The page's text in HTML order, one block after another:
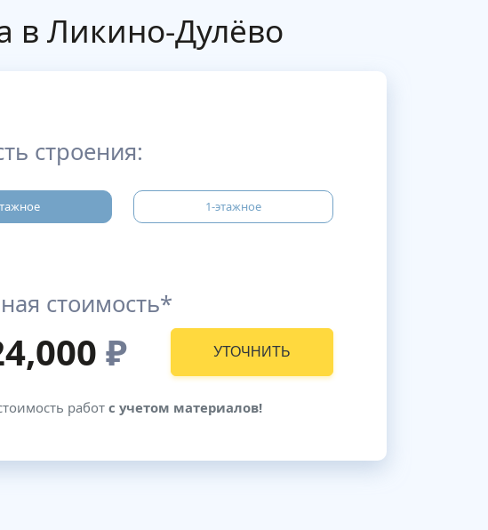
в Ликино-Дулёво
строения:
1-этажное
стоимость*
₽ УТОЧНИТЬ
работ с учетом материалов!